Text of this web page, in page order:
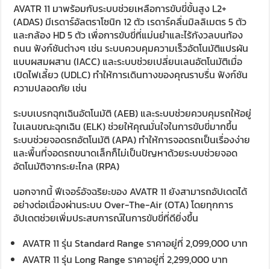
AVATR 11 มาพร้อมกับระบบช่วยเหลือการขับขี่ขั้นสูง L2+
(ADAS) มีเรดาร์อัลตราโซนิก 12 ตัว เรดาร์คลื่นมิลลิเมตร 5 ตัว
และกล้อง HD 5 ตัว เพื่อการขับขี่ที่แม่นยำและไร้กังวลบนท้อง
ถนน ฟังก์ชันต่างๆ เช่น ระบบควบคุมความเร็วอัตโนมัติแปรผัน
แบบผสมผสาน (IACC) และระบบช่วยเปลี่ยนเลนอัตโนมัติเมื่อ
เปิดไฟเลี้ยว (UDLC) ทำให้การเดินทางของคุณราบรื่น ฟังก์ชัน
ความปลอดภัย เช่น
ระบบเบรกฉุกเฉินอัตโนมัติ (AEB) และระบบช่วยควบคุมรถให้อยู่
ในเลนขณะฉุกเฉิน (ELK) ช่วยให้คุณมั่นใจในการขับขี่มากขึ้น
ระบบช่วยจอดรถอัตโนมัติ (APA) ทำให้การจอดรถเป็นเรื่องง่าย
และพื้นที่จอดรถขนาดเล็กก็ไม่เป็นปัญหาด้วยระบบช่วยจอด
อัตโนมัติจากระยะไกล (RPA)
นอกจากนี้ ฟีเจอร์อัจฉริยะของ AVATR 11 ยังสามารถอัปเดตได้
อย่างต่อเนื่องผ่านระบบ Over-The-Air (OTA) โดยทุกการ
อัปเดตช่วยเพิ่มประสบการณ์ในการขับขี่ที่ดียิ่งขึ้น
AVATR 11 รุ่น Standard Range ราคาอยู่ที่ 2,099,000 บาท
AVATR 11 รุ่น Long Range ราคาอยู่ที่ 2,299,000 บาท